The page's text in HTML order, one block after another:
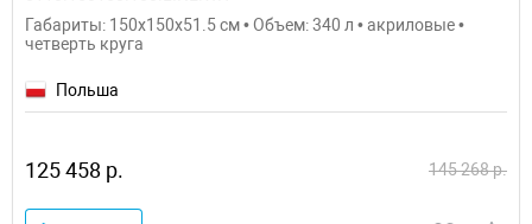
Габариты: 150x150x51.5 см • Объем: 340 л • акриловые •
четверть круга
Польша
125 458 р. 145 268 р.